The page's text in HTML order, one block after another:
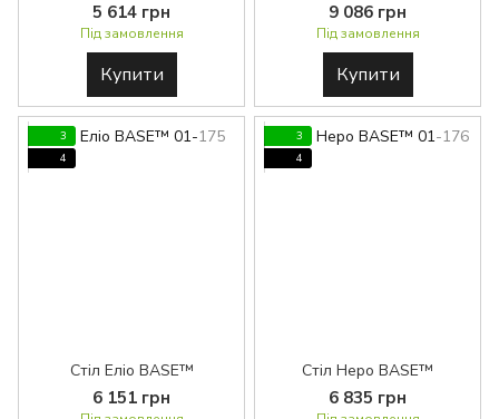
5 614 грн
Під замовлення
Купити
9 086 грн
Під замовлення
Купити
3
4
Стіл Еліо BASE™
6 151 грн
3
4
Стіл Неро BASE™
6 835 грн